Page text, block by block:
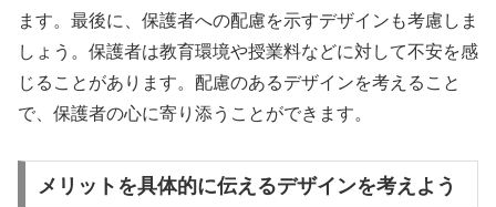
ます。最後に、保護者への配慮を示すデザインも考慮しま
しょう。保護者は教育環境や授業料などに対して不安を感
じることがあります。配慮のあるデザインを考えること
で、保護者の心に寄り添うことができます。
メリットを具体的に伝えるデザインを考えよう